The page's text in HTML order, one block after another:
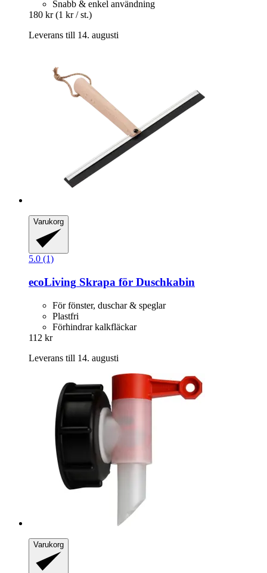
Snabb & enkel användning
180 kr (1 kr / st.)
Leverans till 14. augusti
Varukorg
5.0 (1)
ecoLiving Skrapa för Duschkabin
För fönster, duschar & speglar
Plastfri
Förhindrar kalkfläckar
112 kr
Leverans till 14. augusti
Varukorg